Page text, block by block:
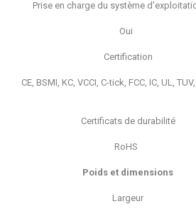
Prise en charge du système
Oui
Certification
CE, BSMI, KC, VCCI, C-tick, FCC, IC, UL,
Certificats de durabilité
RoHS
Poids et dimensions
Largeur